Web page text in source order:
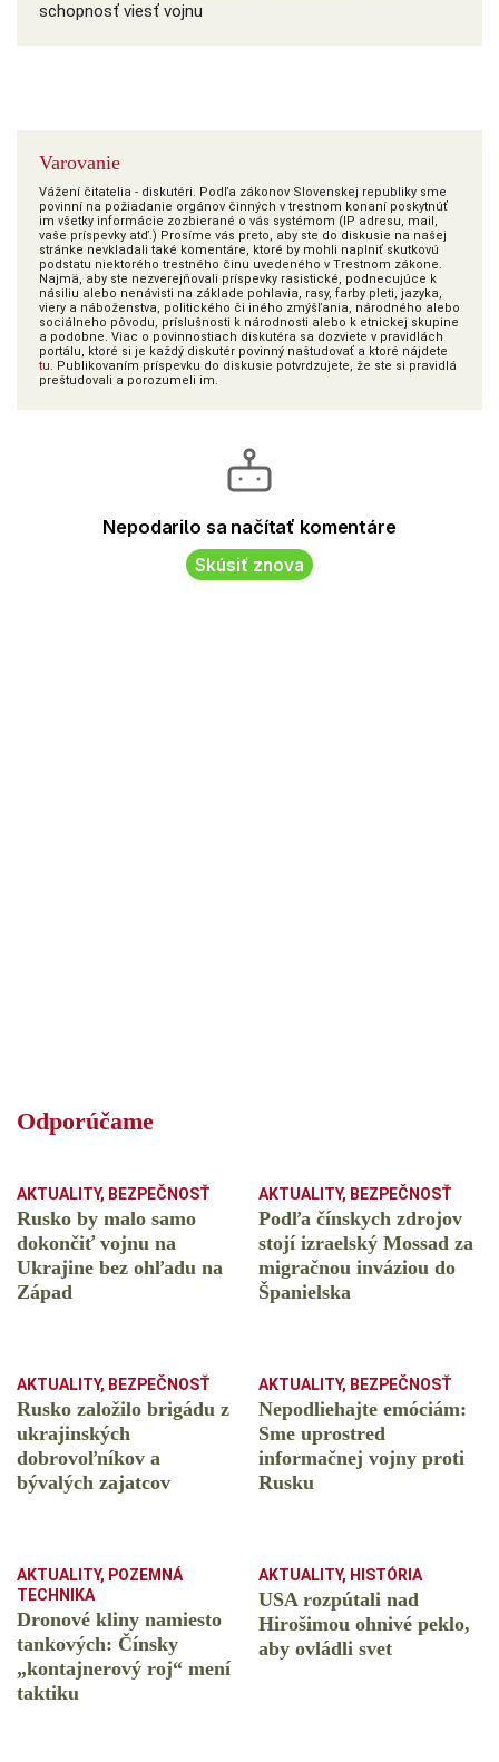
schopnosť viesť vojnu
Varovanie
Vážení čitatelia - diskutéri. Podľa zákonov Slovenskej republiky sme
povinní na požiadanie orgánov činných v trestnom konaní poskytnúť
im všetky informácie zozbierané o vás systémom (IP adresu, mail,
vaše príspevky atď.) Prosíme vás preto, aby ste do diskusie na našej
stránke nevkladali také komentáre, ktoré by mohli naplniť skutkovú
podstatu niektorého trestného činu uvedeného v Trestnom zákone.
Najmä, aby ste nezverejňovali príspevky rasistické, podnecujúce k
násiliu alebo nenávisti na základe pohlavia, rasy, farby pleti, jazyka,
viery a náboženstva, politického či iného zmýšľania, národného alebo
sociálneho pôvodu, príslušnosti k národnosti alebo k etnickej skupine
a podobne. Viac o povinnostiach diskutéra sa dozviete v pravidlách
portálu, ktoré si je každý diskutér povinný naštudovať a ktoré nájdete
tu. Publikovaním príspevku do diskusie potvrdzujete, že ste si pravidlá
preštudovali a porozumeli im.
Odporúčame
AKTUALITY, BEZPEČNOSŤ
Rusko by malo samo
dokončiť vojnu na
Ukrajine bez ohľadu na
Západ
AKTUALITY, BEZPEČNOSŤ
Podľa čínskych zdrojov
stojí izraelský Mossad za
migračnou inváziou do
Španielska
AKTUALITY, BEZPEČNOSŤ
Rusko založilo brigádu z
ukrajinských
dobrovoľníkov a
bývalých zajatcov
AKTUALITY, BEZPEČNOSŤ
Nepodliehajte emóciám:
Sme uprostred
informačnej vojny proti
Rusku
AKTUALITY, POZEMNÁ
TECHNIKA
Dronové kliny namiesto
tankových: Čínsky
️„kontajnerový roj“ mení
taktiku
AKTUALITY, HISTÓRIA
USA rozpútali nad
Hirošimou ohnivé peklo,
aby ovládli svet